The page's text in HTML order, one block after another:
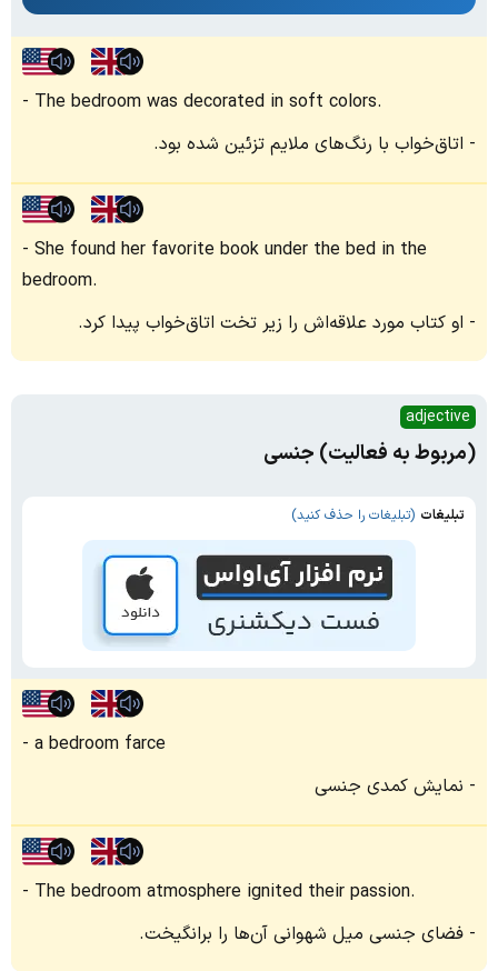
The bedroom was decorated in soft colors.
اتاق‌خواب با رنگ‌های ملایم تزئین شده بود.
She found her favorite book under the bed in the
bedroom.
او کتاب مورد علاقه‌اش را زیر تخت اتاق‌خواب پیدا کرد.
adjective
(مربوط به فعالیت) جنسی
تبلیغات (تبلیغات را حذف کنید)
a bedroom farce
نمایش کمدی جنسی
The bedroom atmosphere ignited their passion.
فضای جنسی میل شهوانی آن‌ها را برانگیخت.